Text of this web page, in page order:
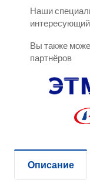
Наши
интересующий
Вы также
партнёров
Описание